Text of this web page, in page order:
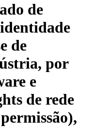
de
de
por
e
de rede